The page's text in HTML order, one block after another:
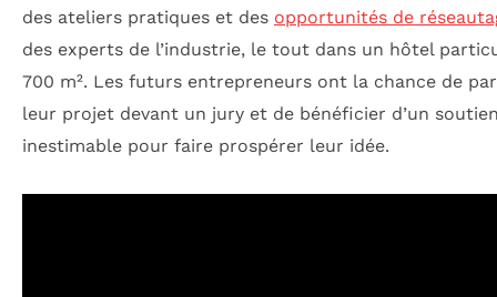
des ateliers pratiques et des opportunités de
des experts de l’industrie, le tout dans un hôtel
700 m². Les futurs entrepreneurs ont la chance de
leur projet devant un jury et de bénéficier d’un
inestimable pour faire prospérer leur idée.